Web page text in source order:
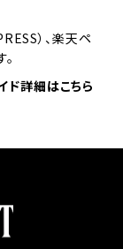
）、楽天ペ
ド詳細はこちら